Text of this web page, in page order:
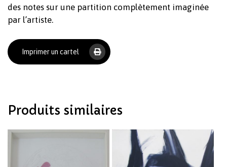
Votre panier est vide.
des notes sur une partition complètement imaginée
par l’artiste.
Imprimer un cartel
Produits similaires